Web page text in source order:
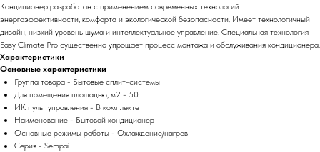
Кондиционер разработан с применением современных технологий
энергоэффективности, комфорта и экологической безопасности. Имеет технологичный
дизайн, низкий уровень шума и интеллектуальное управление. Специальная технология
Easy Climate Pro существенно упрощает процесс монтажа и обслуживания кондиционера.
Характеристики
Основные характеристики
Группа товара - Бытовые сплит-системы
Для помещения площадью, м2 - 50
ИК пульт управления - В комплекте
Наименование - Бытовой кондиционер
Основные режимы работы - Охлаждение/нагрев
Серия - Sempai